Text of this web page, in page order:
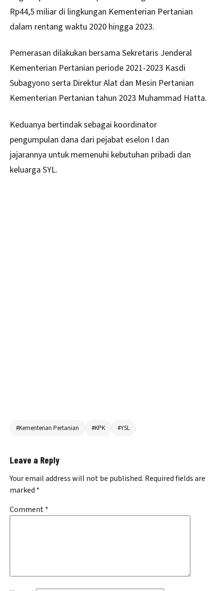
Rp44,5 miliar di lingkungan Kementerian Pertanian
dalam rentang waktu 2020 hingga 2023.
Pemerasan dilakukan bersama Sekretaris Jenderal
Kementerian Pertanian periode 2021-2023 Kasdi
Subagyono serta Direktur Alat dan Mesin Pertanian
Kementerian Pertanian tahun 2023 Muhammad Hatta.
Keduanya bertindak sebagai koordinator
pengumpulan dana dari pejabat eselon I dan
jajarannya untuk memenuhi kebutuhan pribadi dan
keluarga SYL.
#Kementerian Pertanian #KPK #YSL
Leave a Reply
Your email address will not be published. Required fields are
marked *
Comment*